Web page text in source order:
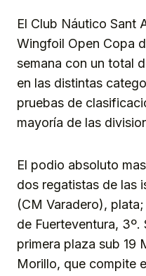
El Club Náutico Sant
Wingfoil Open Copa
semana con un total
en las distintas
pruebas de
mayoría de las
El podio absoluto
dos regatistas de las
(CM Varadero),
de Fuerteventura, 3º.
primera plaza sub 19
Morillo, que compite